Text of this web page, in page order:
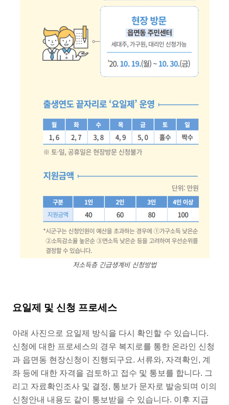
저소득층 긴급생계비 신청방법
요일제 및 신청 프로세스
아래 사진으로 요일제 방식을 다시 확인할 수 있습니다.
신청에 대한 프로세스의 경우 복지로를 통한 온라인 신청
과 읍면동 현장신청이 진행되구요. 서류와, 자격확인, 계
좌 등에 대한 자격을 검토하고 접수 및 통보를 합니다. 그
리고 자료확인조사 및 결정, 통보가 문자로 발송되며 이의
신청안내 내용도 같이 통보받을 수 있습니다. 이후 지급